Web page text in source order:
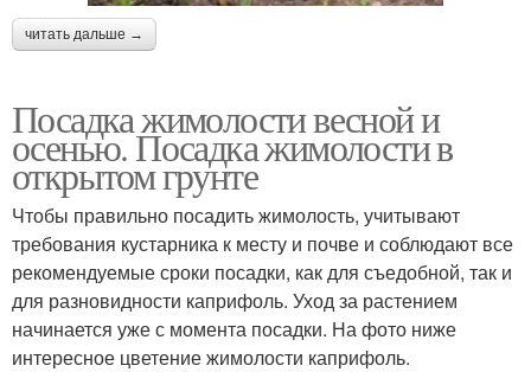
читать дальше →
Посадка жимолости весной и
осенью. Посадка жимолости в
открытом грунте
Чтобы правильно посадить жимолость, учитывают
требования кустарника к месту и почве и соблюдают все
рекомендуемые сроки посадки, как для съедобной, так и
для разновидности каприфоль. Уход за растением
начинается уже с момента посадки. На фото ниже
интересное цветение жимолости каприфоль.